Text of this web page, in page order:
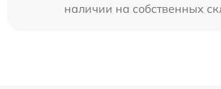
наличии на собственных